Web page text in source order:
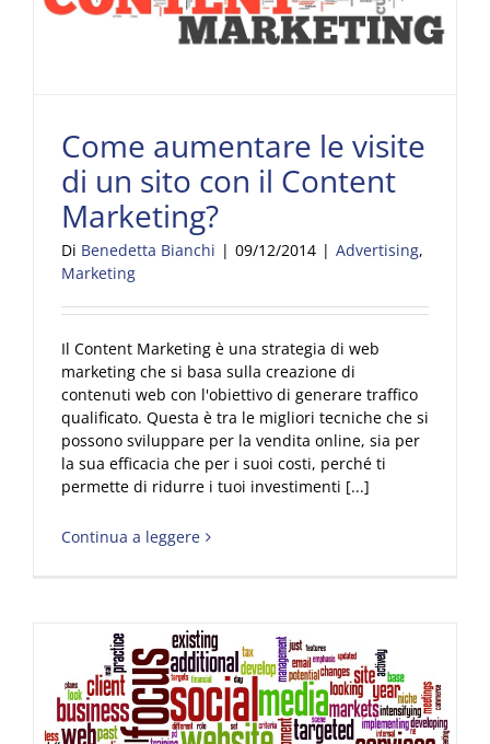
Come aumentare le visite
di un sito con il Content
Marketing?
Di Benedetta Bianchi | 09/12/2014 | Advertising,
Marketing
Il Content Marketing è una strategia di web
marketing che si basa sulla creazione di
contenuti web con l'obiettivo di generare traffico
qualificato. Questa è tra le migliori tecniche che si
possono sviluppare per la vendita online, sia per
la sua efficacia che per i suoi costi, perché ti
permette di ridurre i tuoi investimenti [...]
Continua a leggere